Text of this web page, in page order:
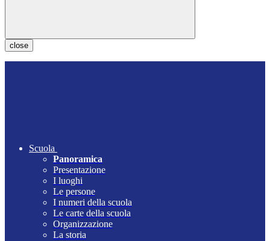
close
Scuola
Panoramica
Presentazione
I luoghi
Le persone
I numeri della scuola
Le carte della scuola
Organizzazione
La storia